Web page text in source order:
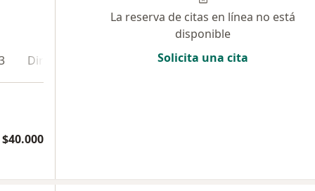
Dirección 4 Online
$40.000
La reserva de citas en línea no está
disponible
Solicita una cita